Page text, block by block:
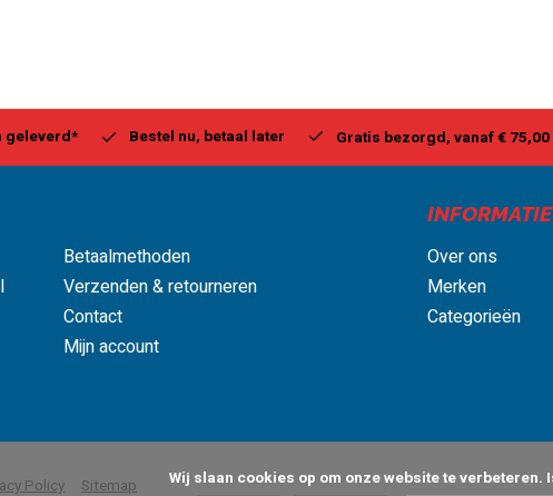
geleverd* Bestel nu, betaal later Gratis bezorgd, vanaf € 75,00
Betaalmethoden
Verzenden & retourneren
Contact
Mijn account
INFORMATIE
Over ons
Merken
Categorieën
Policy Sitemap
            Wij slaan cookies op om onze website te verbeteren. Is dat akkoord?